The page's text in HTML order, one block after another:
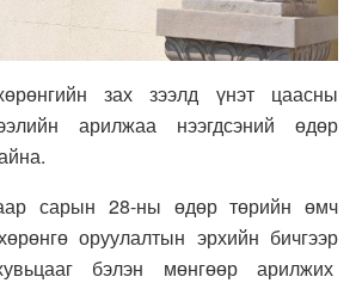
зах зээлд үнэт цаасны
арилжаа нээгдсэний өдөр
сарын 28-ны өдөр төрийн өмч
оруулалтын эрхийн бичгээр
бэлэн мөнгөөр арилжих